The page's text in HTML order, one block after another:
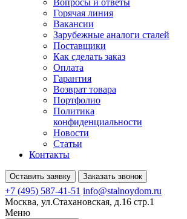
Вопросы и ответы
Горячая линия
Вакансии
Зарубежные аналоги сталей
Поставщики
Как сделать заказ
Оплата
Гарантия
Возврат товара
Портфолио
Политика
конфиденциальности
Новости
Статьи
Контакты
Оставить заявку Заказать звонок
+7 (495) 587-41-51 info@stalnoydom.ru
Москва, ул.Стахановская, д.16 стр.1
Меню